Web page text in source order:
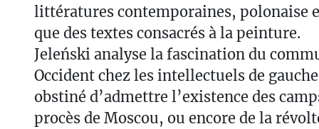
littératures contemporaines, polonaise
que des textes consacrés à la peinture.
Jeleński analyse la fascination du
Occident chez les intellectuels de
obstiné d’admettre l’existence des
procès de Moscou, ou encore de la